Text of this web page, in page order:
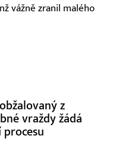
vážně zranil malého
z
vraždy žádá
procesu